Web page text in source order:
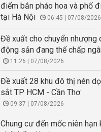
điểm bắn pháo hoa và phố
tại Hà Nội
06:45 | 07/08/2026
Đề xuất cho chuyển nhượng
động sản đang thế chấp
11:26 | 07/08/2026
Đề xuất 28 khu đô thị nén
sắt TP HCM - Cần Thơ
09:37 | 07/08/2026
Chung cư đến mốc niên hạn